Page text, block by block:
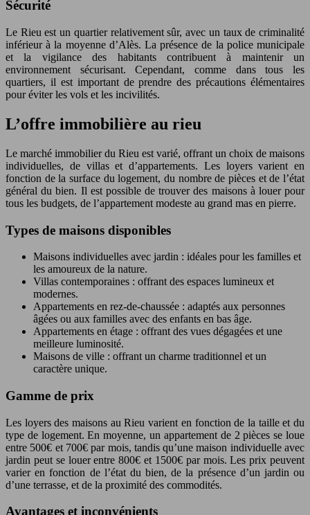
Sécurité
Le Rieu est un quartier relativement sûr, avec un taux de criminalité
inférieur à la moyenne d’Alès. La présence de la police municipale
et la vigilance des habitants contribuent à maintenir un
environnement sécurisant. Cependant, comme dans tous les
quartiers, il est important de prendre des précautions élémentaires
pour éviter les vols et les incivilités.
L’offre immobilière au rieu
Le marché immobilier du Rieu est varié, offrant un choix de maisons
individuelles, de villas et d’appartements. Les loyers varient en
fonction de la surface du logement, du nombre de pièces et de l’état
général du bien. Il est possible de trouver des maisons à louer pour
tous les budgets, de l’appartement modeste au grand mas en pierre.
Types de maisons disponibles
Maisons individuelles avec jardin : idéales pour les familles et
les amoureux de la nature.
Villas contemporaines : offrant des espaces lumineux et
modernes.
Appartements en rez-de-chaussée : adaptés aux personnes
âgées ou aux familles avec des enfants en bas âge.
Appartements en étage : offrant des vues dégagées et une
meilleure luminosité.
Maisons de ville : offrant un charme traditionnel et un
caractère unique.
Gamme de prix
Les loyers des maisons au Rieu varient en fonction de la taille et du
type de logement. En moyenne, un appartement de 2 pièces se loue
entre 500€ et 700€ par mois, tandis qu’une maison individuelle avec
jardin peut se louer entre 800€ et 1500€ par mois. Les prix peuvent
varier en fonction de l’état du bien, de la présence d’un jardin ou
d’une terrasse, et de la proximité des commodités.
Avantages et inconvénients